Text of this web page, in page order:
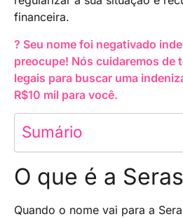
financeira.
? Seu nome foi negativado
preocupe! Nós cuidaremos de
legais para buscar uma
R$10 mil para você.
Sumário
O que é a
Quando o nome vai para a